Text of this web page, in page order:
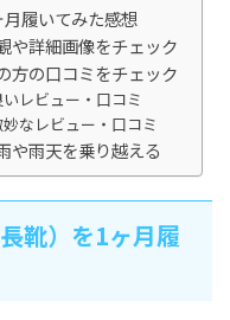
履いてみた感想
や詳細画像をチェック
方の口コミをチェック
レビュー・口コミ
なレビュー・口コミ
や雨天を乗り越える
靴）を1ヶ月履